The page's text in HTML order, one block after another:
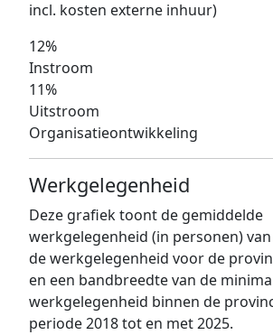
incl. kosten externe inhuur)
12%
Instroom
11%
Uitstroom
Organisatieontwikkeling
Werkgelegenheid
Deze grafiek toont de gemiddelde
werkgelegenheid (in personen)
de werkgelegenheid voor de
en een bandbreedte van de
werkgelegenheid binnen de
periode 2018 tot en met 2025.